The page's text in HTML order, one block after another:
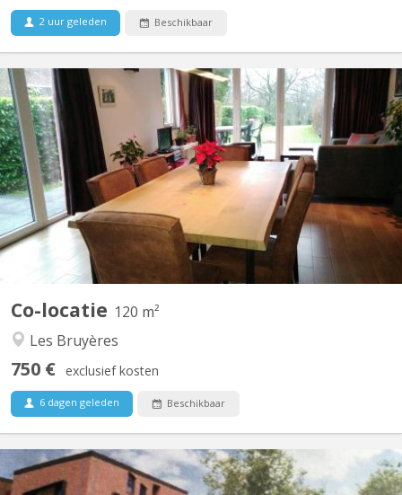
2 uur geleden Beschikbaar
Co-locatie 120 m²
Les Bruyères
750 € exclusief kosten
6 dagen geleden Beschikbaar
KV 822
Période locative court terme: 08/06/26 - 07/09/26 1 chambre à
louer (occupation simple) dans une colocation de 2 personnes,
avec douche privative dans une maison meublée et toute
équipée avec terrasse, jardin et parking. Cadre vert et tranquille,
située proche du centre ville et des grands axes...
KV 1459